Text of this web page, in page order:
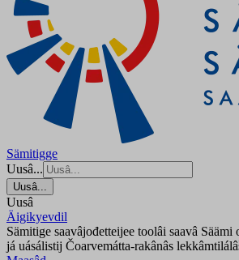
Sämitigge
Uusâ...
Uusâ...
Uusâ
Äigikyevdil
Sämitige saavâjođetteijee toolâi saavâ
já uásálistij Čoarvemátta-rakânâs